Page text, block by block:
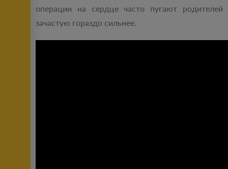
операции на сердце часто пугают родителей
зачастую гораздо сильнее.